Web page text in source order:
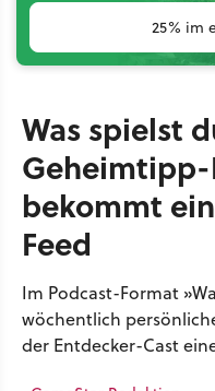
25% im
Was spielst
Geheimtipp-
bekommt
Feed
Im Podcast-Format
wöchentlich
der Entdecker-Cast